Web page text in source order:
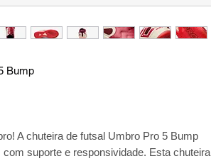
Bump
A chuteira de futsal Umbro Pro 5 Bump
suporte e responsividade. Esta chuteira